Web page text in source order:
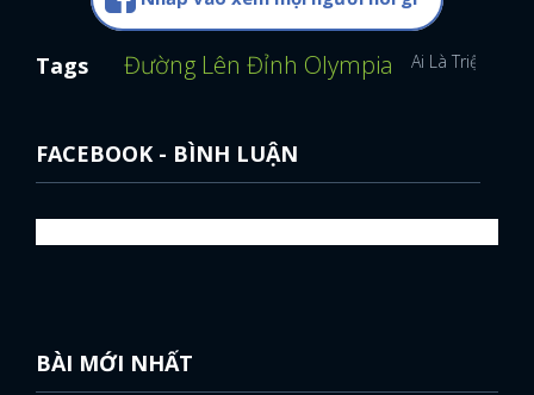
Tags Đường Lên Đỉnh Olympia Ai Là Triệu Phú
FACEBOOK - BÌNH LUẬN
BÀI MỚI NHẤT